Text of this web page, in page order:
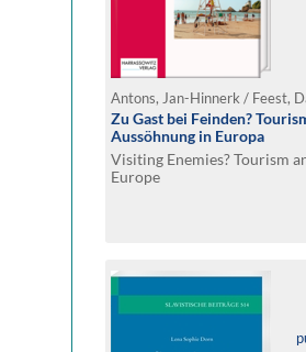
Antons, Jan-Hinnerk / Feest,
Zu Gast bei Feinden?
Aussöhnung in Europa
Visiting Enemies? Tourism
Europe